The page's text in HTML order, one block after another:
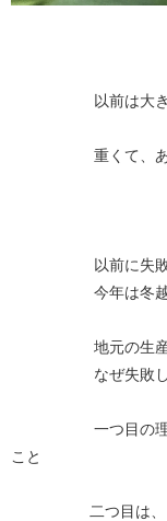
以前は大きな鉢
重くて、あま
以前に失敗した
今年は冬越しに
地元の生産者の
なぜ失敗したの
一つ目の理由は
こと
二つ目は、日当